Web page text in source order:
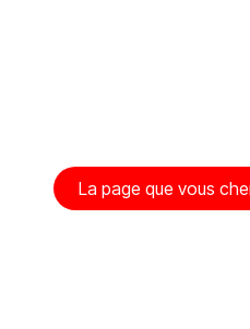
Erreur
La page que vous